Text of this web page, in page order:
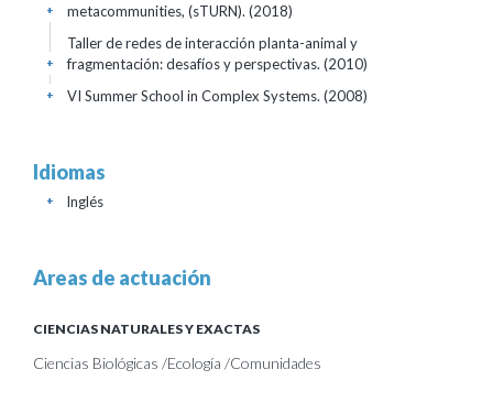
metacommunities, (sTURN). (2018)
+
Taller de redes de interacción planta-animal y
fragmentación: desafíos y perspectivas. (2010)
+
VI Summer School in Complex Systems. (2008)
+
Idiomas
Inglés
+
Areas de actuación
CIENCIAS NATURALES Y EXACTAS
Ciencias Biológicas /Ecología /Comunidades